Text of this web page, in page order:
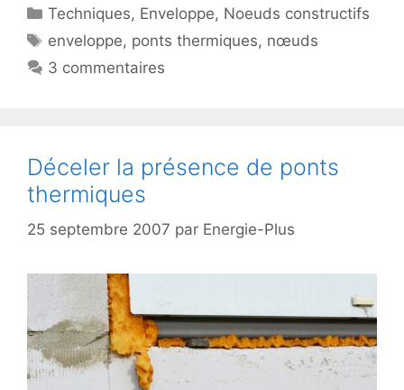
Catégories
Techniques, Enveloppe, Noeuds constructifs
Étiquettes
enveloppe, ponts thermiques, nœuds
3 commentaires
Déceler la présence de ponts
thermiques
25 septembre 2007 par Energie-Plus